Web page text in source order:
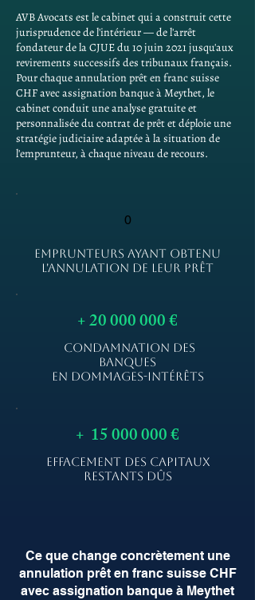
AVB Avocats est le cabinet qui a construit cette
jurisprudence de l'intérieur — de l'arrêt
fondateur de la CJUE du 10 juin 2021 jusqu'aux
revirements successifs des tribunaux français.
Pour chaque annulation prêt en franc suisse
CHF avec assignation banque à Meythet, le
cabinet conduit une analyse gratuite et
personnalisée du contrat de prêt et déploie une
stratégie judiciaire adaptée à la situation de
l'emprunteur, à chaque niveau de recours.
0
EMPRUNTEURS AYANT OBTENU
L'ANNULATION DE LEUR PRÊT
+20 000 000€
CONDAMNATION DES
BANQUES
EN DOMMAGES-INTÉRÊTS
+ 15 000 000€
EFFACEMENT DES CAPITAUX
RESTANTS DÛS
Ce que change concrètement une
annulation prêt en franc suisse CHF
avec assignation banque à Meythet